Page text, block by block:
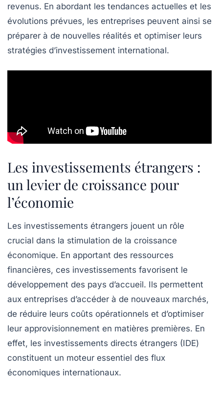
revenus. En abordant les tendances actuelles et les
évolutions prévues, les entreprises peuvent ainsi se
préparer à de nouvelles réalités et optimiser leurs
stratégies d’investissement international.
Les investissements étrangers :
un levier de croissance pour
l’économie
Les investissements étrangers jouent un rôle
crucial dans la stimulation de la croissance
économique. En apportant des ressources
financières, ces investissements favorisent le
développement des pays d’accueil. Ils permettent
aux entreprises d’accéder à de nouveaux marchés,
de réduire leurs coûts opérationnels et d’optimiser
leur approvisionnement en matières premières. En
effet, les investissements directs étrangers (IDE)
constituent un moteur essentiel des flux
économiques internationaux.